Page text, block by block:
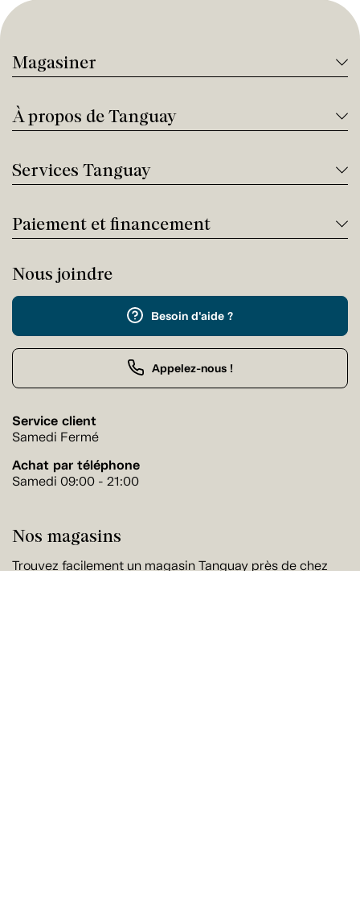
Magasiner
À propos de Tanguay
Services Tanguay
Paiement et financement
Nous joindre
Besoin d'aide ?
Appelez-nous !
Service client
Samedi Fermé
Achat par téléphone
Samedi 09:00 - 21:00
Nos magasins
Trouvez facilement un magasin Tanguay près de chez